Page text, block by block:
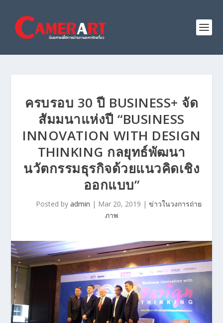
ครบรอบ 30 ปี BUSINESS+ จัด
สัมมนาแห่งปี “BUSINESS
INNOVATION WITH DESIGN
THINKING กลยุทธ์พัฒนา
นวัตกรรมธุรกิจด้วยแนวคิดเชิง
ออกแบบ”
Posted by admin | Mar 20, 2019 | ข่าวในวงการถ่าย
ภาพ